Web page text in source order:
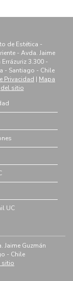
de Estética -
- Avda. Jaime
Errázuriz 3.300 -
- Santiago - Chile
Privacidad | Mapa
del sitio
UC
Jaime Guzmán
- Chile
sitio